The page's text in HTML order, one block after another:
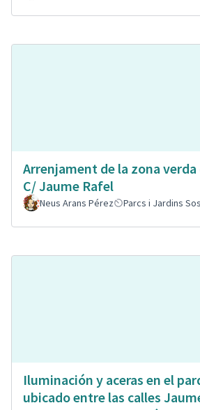
Arrenjament de la zona verda
C/ Jaume Rafel
Neus Arans Pérez Parcs i Jardins
Iluminación y aceras en el
ubicado entre las calles